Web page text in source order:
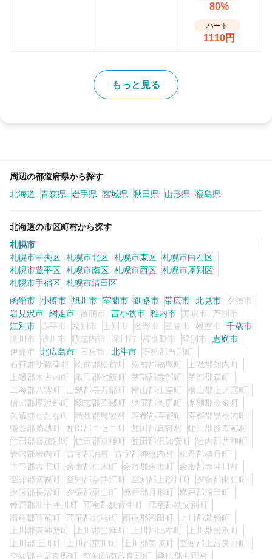
80%
パート
1110円
もっと見る
周辺の都道府県から探す
北海道
青森県 岩手県 宮城県 秋田県 山形県 福島県
北海道の市区町村から探す
札幌市
札幌市中央区 札幌市北区 札幌市東区 札幌市白石区
札幌市豊平区 札幌市南区 札幌市西区 札幌市厚別区
札幌市手稲区 札幌市清田区
函館市 小樽市 旭川市 室蘭市 釧路市 帯広市 北見市
夕張市
岩見沢市 網走市 留萌市 苫小牧市 稚内市 美唄市
芦別市
江別市
赤平市 紋別市 士別市 名寄市 三笠市 根室市
千歳市
滝川市
砂川市 歌志内市 深川市 富良野市 登別市
恵庭市
伊達市
北広島市 石狩市 北斗市
石狩郡当別町
石狩郡新篠津村
松前郡松前町 松前郡福島町
上磯郡知内町
上磯郡木古内町
亀田郡七飯町 茅部郡鹿部町
茅部郡森町
二海郡八雲町
山越郡長万部町 檜山郡江差町
檜山郡上ノ国町
檜山郡厚沢部町
爾志郡乙部町 奥尻郡奥尻町
瀬棚郡今金町
久遠郡せたな町
島牧郡島牧村 寿都郡寿都町
寿都郡黒松内町
磯谷郡蘭越町
虻田郡ニセコ町 虻田郡真狩村
虻田郡留寿都村
虻田郡喜茂別町
虻田郡京極町 虻田郡倶知安町
岩内郡共和町
岩内郡岩内町
古宇郡泊村 古宇郡神恵内村
積丹郡積丹町
古平郡古平町
余市郡仁木町 余市郡余市町
余市郡赤井川村
空知郡南幌町
空知郡奈井江町 空知郡上砂川町
夕張郡由仁町
夕張郡長沼町
夕張郡栗山町 樺戸郡月形町
樺戸郡浦臼町
樺戸郡新十津川町
雨竜郡妹背牛町
雨竜郡秩父別町
雨竜郡雨竜町
雨竜郡北竜町 雨竜郡沼田町
上川郡鷹栖町
上川郡東神楽町
上川郡当麻町 上川郡比布町
上川郡愛別町
上川郡上川町
上川郡東川町 上川郡美瑛町
空知郡上富良野町
空知郡中富良野町
空知郡南富良野町
勇払郡占冠村